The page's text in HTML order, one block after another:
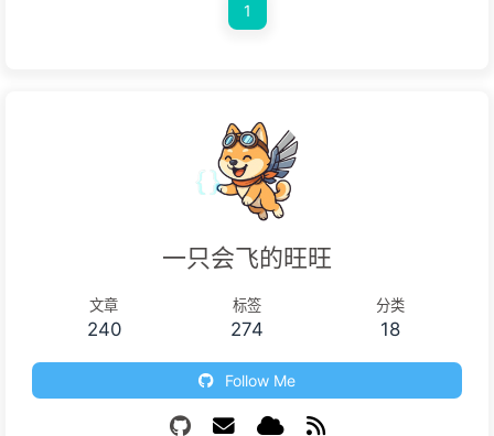
1
一只会飞的旺旺
文章
240
标签
274
分类
18
Follow Me